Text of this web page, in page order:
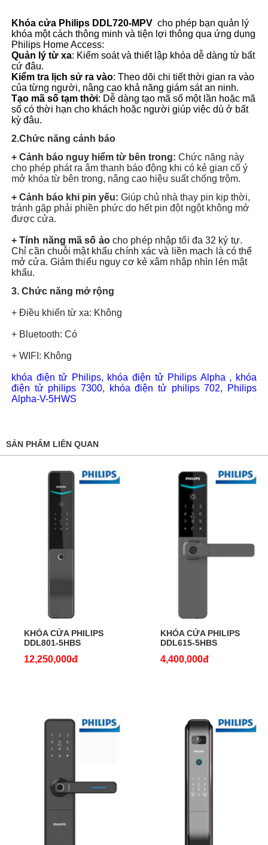
Khóa cửa Philips DDL720-MPV cho phép bạn quản lý
khóa một cách thông minh và tiện lợi thông qua ứng dụng
Philips Home Access:
Quản lý từ xa: Kiểm soát và thiết lập khóa dễ dàng từ bất
cứ đâu.
Kiểm tra lịch sử ra vào: Theo dõi chi tiết thời gian ra vào
của từng người, nâng cao khả năng giám sát an ninh.
Tạo mã số tạm thời: Dễ dàng tạo mã số một lần hoặc mã
số có thời hạn cho khách hoặc người giúp việc dù ở bất
kỳ đâu.
2.Chức năng cảnh báo
+ Cảnh báo nguy hiểm từ bên trong: Chức năng này
cho phép phát ra âm thanh báo động khi có kẻ gian cố ý
mở khóa từ bên trong, nâng cao hiệu suất chống trộm.
+ Cảnh báo khi pin yếu: Giúp chủ nhà thay pin kịp thời,
tránh gặp phải phiền phức do hết pin đột ngột không mở
được cửa.
+ Tính năng mã số ảocho phép nhập tối đa 32 ký tự.
Chỉ cần chuỗi mật khẩu chính xác và liền mạch là có thể
mở cửa. Giảm thiểu nguy cơ kẻ xâm nhập nhìn lén mật
khẩu.
3. Chức năng mở rộng
+ Điều khiển từ xa: Không
+ Bluetooth: Có
+ WIFI: Không
khóa điện tử Philips, khóa điện tử Philips Alpha , khóa
điện tử philips 7300, khóa điện tử philips 702,
Philips
Alpha-V-5HWS
SẢN PHẨM LIÊN QUAN
KHÓA CỬA PHILIPS
DDL801-5HBS
12,250,000đ
KHÓA CỬA PHILIPS
DDL615-5HBS
4,400,000đ